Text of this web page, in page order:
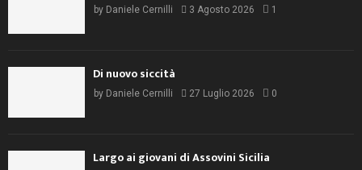
by Daniele Cernilli 3 Agosto 2026 1
Di nuovo siccità
by Daniele Cernilli 27 Luglio 2026 0
Largo ai giovani di Assovini Sicilia